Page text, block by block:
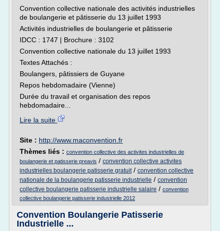
Convention collective nationale des activités industrielles
de boulangerie et pâtisserie du 13 juillet 1993
Activités industrielles de boulangerie et pâtisserie
IDCC : 1747 | Brochure : 3102
Convention collective nationale du 13 juillet 1993
Textes Attachés :
Boulangers, pâtissiers de Guyane
Repos hebdomadaire (Vienne)
Durée du travail et organisation des repos
hebdomadaire...
Lire la suite
Site : http://www.maconvention.fr
Thèmes liés : convention collective des activites industrielles de
boulangerie et patisserie preavis / convention collective activites
industrielles boulangerie patisserie gratuit/ convention collective
nationale de la boulangerie patisserie industrielle / convention
collective boulangerie patisserie industrielle salaire / convention
collective boulangerie patisserie industrielle 2012
Convention Boulangerie Patisserie
Industrielle ...